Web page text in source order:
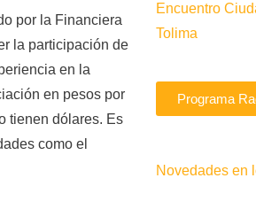
por la Financiera
la participación de
en la
en pesos por
tienen dólares. Es
como el
Encuentro
Tolima
Programa
Novedades en